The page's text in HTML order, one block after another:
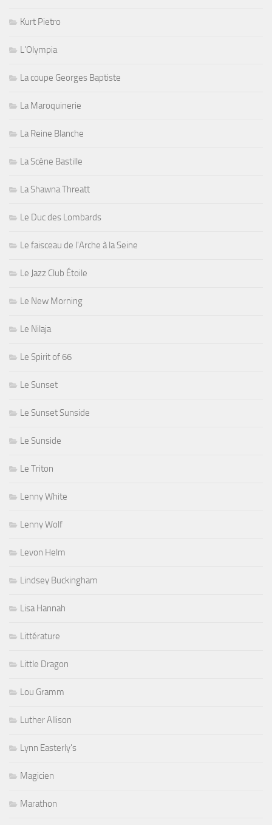
Kurt Pietro
L'Olympia
La coupe Georges Baptiste
La Maroquinerie
La Reine Blanche
La Scène Bastille
La Shawna Threatt
Le Duc des Lombards
Le faisceau de l'Arche à la Seine
Le Jazz Club Étoile
Le New Morning
Le Nilaja
Le Spirit of 66
Le Sunset
Le Sunset Sunside
Le Sunside
Le Triton
Lenny White
Lenny Wolf
Levon Helm
Lindsey Buckingham
Lisa Hannah
Littérature
Little Dragon
Lou Gramm
Luther Allison
Lynn Easterly's
Magicien
Marathon